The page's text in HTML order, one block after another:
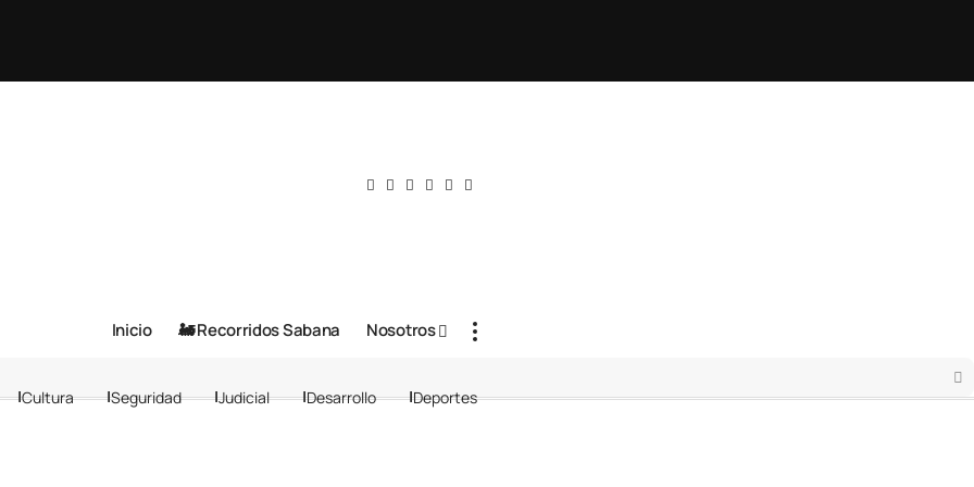
Inicio 🚂 Recorridos Sabana Nosotros
Cultura Seguridad Judicial Desarrollo Deportes